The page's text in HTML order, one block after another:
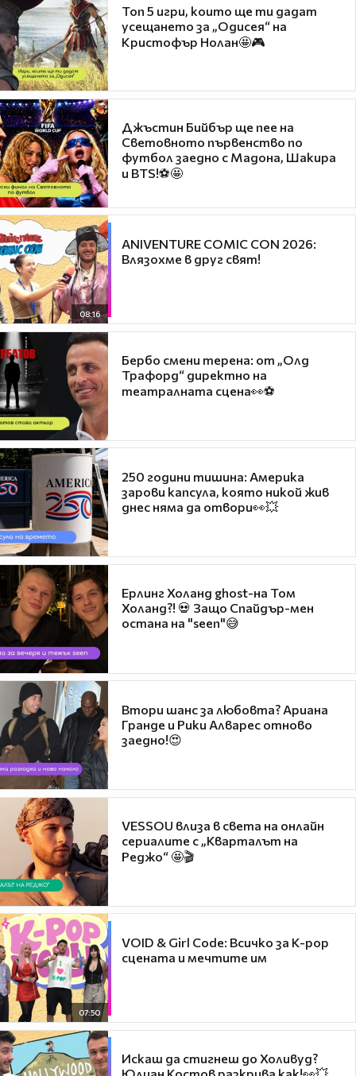
Топ 5 игри, които ще ти дадат
усещането за „Одисея“ на
Кристофър Нолан🤩🎮
Джъстин Бийбър ще пее на
Световното първенство по
футбол заедно с Мадона, Шакира
и BTS!⚽🤩
08:16
ANIVENTURE COMIC CON 2026:
Влязохме в друг свят!
Бербо смени терена: от „Олд
Трафорд“ директно на
театралната сцена👀⚽
250 години тишина: Америка
зарови капсула, която никой жив
днес няма да отвори👀💥
Ерлинг Холанд ghost-на Том
Холанд?! 💀 Защо Спайдър-мен
остана на "seen"😅
Втори шанс за любовта? Ариана
Гранде и Рики Алварес отново
заедно!😍
VESSOU влиза в света на онлайн
сериалите с „Кварталът на
Реджо“ 🤩🎬
07:50
VOID & Girl Code: Всичко за K-pop
сцената и мечтите им
Искаш да стигнеш до Холивуд?